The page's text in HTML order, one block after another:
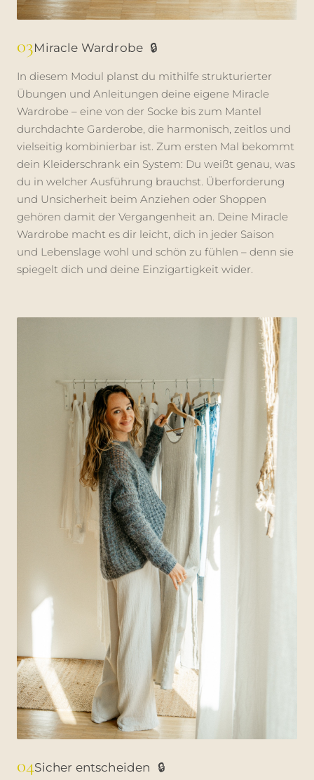
03Miracle Wardrobe 🔒
In diesem Modul planst du mithilfe strukturierter
Übungen und Anleitungen deine eigene Miracle
Wardrobe – eine von der Socke bis zum Mantel
durchdachte Garderobe, die harmonisch, zeitlos und
vielseitig kombinierbar ist. Zum ersten Mal bekommt
dein Kleiderschrank ein System: Du weißt genau, was
du in welcher Ausführung brauchst. Überforderung
und Unsicherheit beim Anziehen oder Shoppen
gehören damit der Vergangenheit an. Deine Miracle
Wardrobe macht es dir leicht, dich in jeder Saison
und Lebenslage wohl und schön zu fühlen – denn sie
spiegelt dich und deine Einzigartigkeit wider.
04Sicher entscheiden 🔒